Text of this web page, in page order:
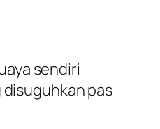
sendiri
pas